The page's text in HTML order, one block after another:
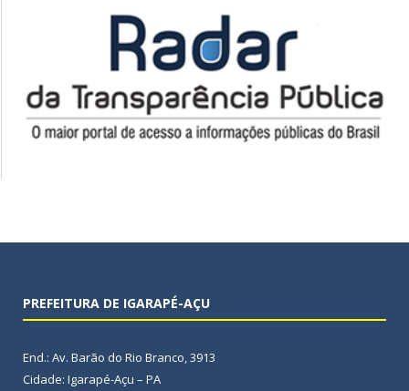
PREFEITURA DE IGARAPÉ-AÇU
End.: Av. Barão do Rio Branco, 3913
Cidade: Igarapé-Açu – PA